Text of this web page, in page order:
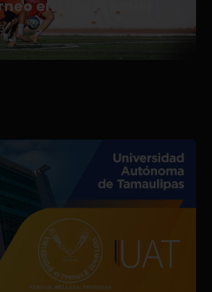
en Liga Premier